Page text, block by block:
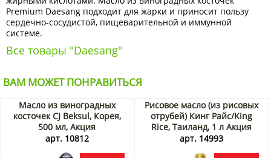
Premium Daesang подходит для жарки и приносит пользу
сердечно-сосудистой, пищеварительной и иммунной
системе.
Все товары "Daesang"
ВАМ МОЖЕТ ПОНРАВИТЬСЯ
Масло из виноградных
косточек CJ Beksul, Корея,
500 мл, Акция
арт. 10812
Рисовое масло (из рисовых
отрубей) Кинг Райс/King
Rice, Таиланд, 1 л Акция
арт. 14993